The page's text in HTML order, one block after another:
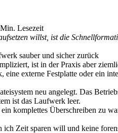
Lesezeit
willst, ist die
sauber und sicher zurück
ist in der Praxis aber
externe Festplatte oder ein
neu angelegt. Das
ist das Laufwerk leer.
ein komplettes Überschreiben zu
ich Zeit sparen will und keine